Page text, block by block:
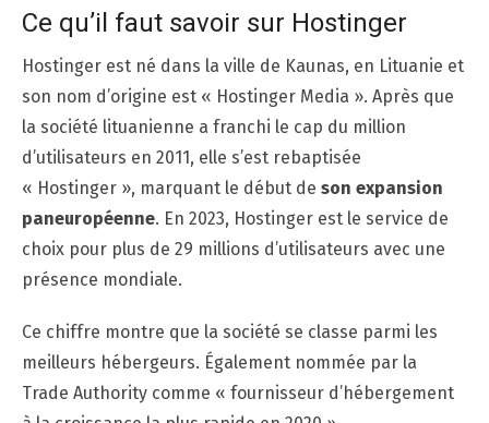
Ce qu’il faut savoir sur Hostinger
Hostinger est né dans la ville de Kaunas, en Lituanie et
son nom d’origine est « Hostinger Media ». Après que
la société lituanienne a franchi le cap du million
d’utilisateurs en 2011, elle s’est rebaptisée
« Hostinger », marquant le début de son expansion
paneuropéenne. En 2023, Hostinger est le service de
choix pour plus de 29 millions d’utilisateurs avec une
présence mondiale.
Ce chiffre montre que la société se classe parmi les
meilleurs hébergeurs. Également nommée par la
Trade Authority comme « fournisseur d’hébergement